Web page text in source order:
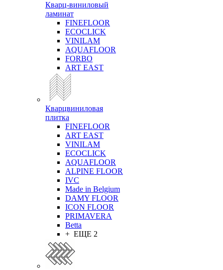
Кварц-виниловый
ламинат
FINEFLOOR
ECOCLICK
VINILAM
AQUAFLOOR
FORBO
ART EAST
Кварцвиниловая
плитка
FINEFLOOR
ART EAST
VINILAM
ECOCLICK
AQUAFLOOR
ALPINE FLOOR
IVC
Made in Belgium
DAMY FLOOR
ICON FLOOR
PRIMAVERA
Betta
+ ЕЩЕ 2